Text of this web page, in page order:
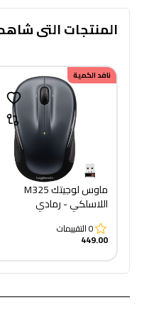
المنتجات التى
نافد الكمية
ماوس لوجيتك M325
اللاسلكي - رمادي
0التقييمات
449.00